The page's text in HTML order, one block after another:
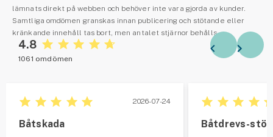
lämnats direkt på webben och behöver inte vara gjorda av kunder.
Samtliga omdömen granskas innan publicering och stötande eller
kränkande innehåll tas bort, men antalet stjärnor behålls.
4.8
1061 omdömen
2026-07-24
Båtskada Båtdrevs-